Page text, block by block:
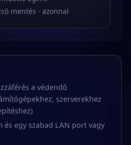
mentés - azonnal
a védendő
szerverekhez
és egy szabad LAN port vagy